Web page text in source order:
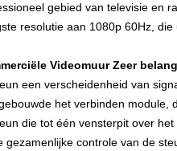
gebied van televisie en
resolutie aan 1080p 60Hz, die
VideomuurZeer
een verscheidenheid van
het verbinden module,
die tot één vensterpit over
gezamenlijke controle van de